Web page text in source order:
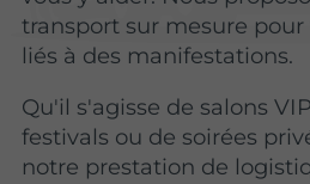
transport sur mesure pour
liés à des manifestations.
Qu'il s'agisse de salons
festivals ou de soirées
notre prestation de